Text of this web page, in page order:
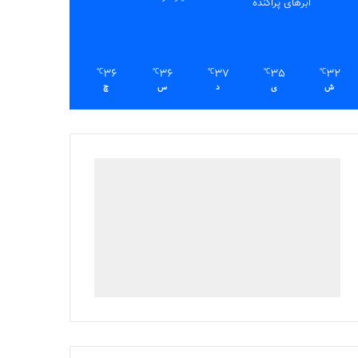
ابرهای پراکنده
32
℃
ش
35
℃
ی
37
℃
د
36
℃
س
36
℃
چ